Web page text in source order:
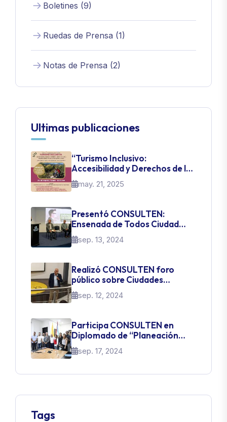
Boletines (9)
Ruedas de Prensa (1)
Notas de Prensa (2)
Ultimas publicaciones
“Turismo Inclusivo:
Accesibilidad y Derechos de las
Personas con Discapacidad”
may. 21, 2025
Presentó CONSULTEN:
Ensenada de Todos Ciudad
Inteligente
sep. 13, 2024
Realizó CONSULTEN foro
público sobre Ciudades
Inteligentes
sep. 12, 2024
Participa CONSULTEN en
Diplomado de “Planeación
Estratégica Urbana –
transformación urbana y
sep. 17, 2024
Tags